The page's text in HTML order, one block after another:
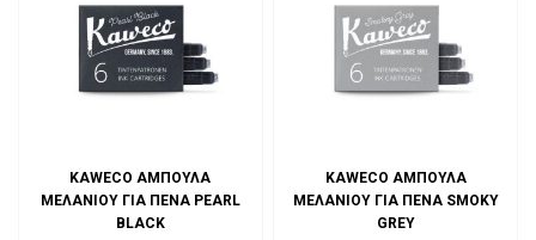
KAWECO ΑΜΠΟΎΛΑ
ΜΕΛΑΝΙΟΎ ΓΙΑ ΠΈΝΑ PEARL
BLACK
KAWECO ΑΜΠΟΎΛΑ
ΜΕΛΑΝΙΟΎ ΓΙΑ ΠΈΝΑ SMOKY
GREY